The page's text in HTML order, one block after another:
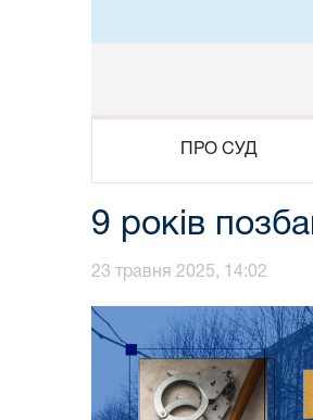
ПРО СУД
9 років
23 травня 2025, 14:02